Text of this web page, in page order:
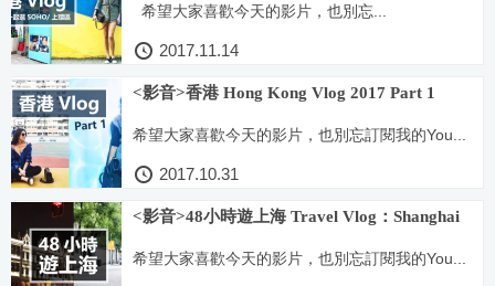
希望大家喜歡今天的影片，也別忘...
2017.11.14
<影音>香港 Hong Kong Vlog 2017 Part 1
希望大家喜歡今天的影片，也別忘訂閱我的You...
2017.10.31
<影音>48小時遊上海 Travel Vlog：Shanghai
希望大家喜歡今天的影片，也別忘訂閱我的You...